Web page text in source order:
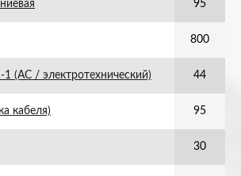
95
800
(АС / электротехнический) 44
кабеля) 95
30